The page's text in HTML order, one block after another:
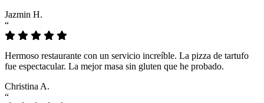
Jazmin H.
“
Hermoso restaurante con un servicio increíble. La pizza de tartufo
fue espectacular. La mejor masa sin gluten que he probado.
Christina A.
“